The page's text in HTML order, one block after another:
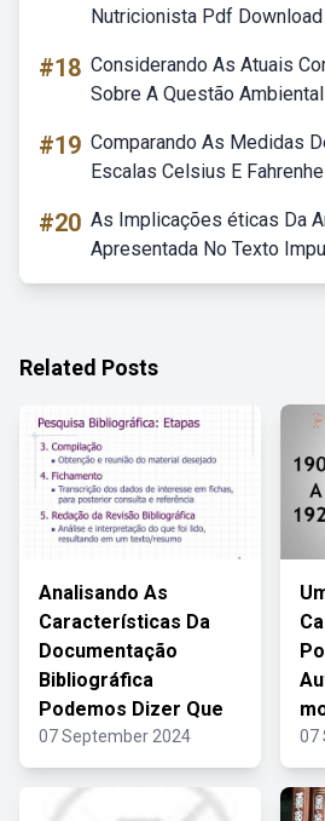
Nutricionista Pdf Download
#18 Considerando As Atuais
Sobre A Questão Ambiental
#19 Comparando As Medidas
Escalas Celsius E
#20 As Implicações éticas Da
Apresentada No Texto
Related Posts
Analisando As
Características Da
Documentação
Bibliográfica
Podemos Dizer Que
07 September 2024 07